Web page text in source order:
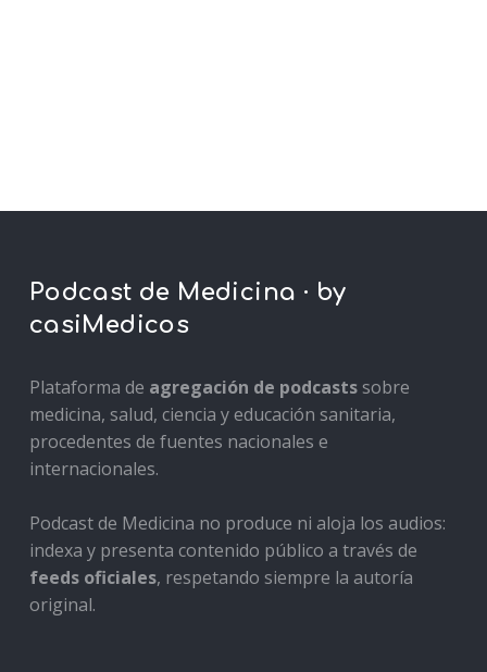
Podcast de Medicina · by
casiMedicos
Plataforma de agregación de podcastssobre
medicina, salud, ciencia y educación sanitaria,
procedentes de fuentes nacionales e
internacionales.
Podcast de Medicina no produce ni aloja los audios:
indexa y presenta contenido público a través de
feeds oficiales, respetando siempre la autoría
original.